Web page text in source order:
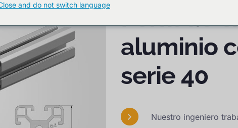
Perfil de
aluminio
serie 40
Nuestro ingeniero
and do not switch language